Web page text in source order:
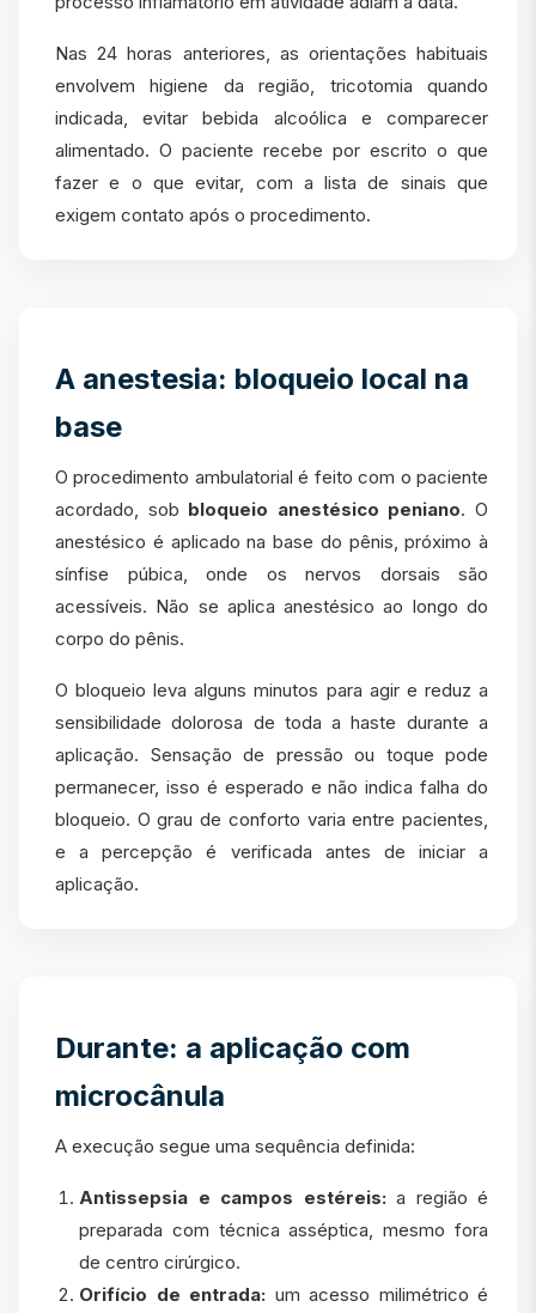
Nas 24 horas anteriores, as orientações habituais
envolvem higiene da região, tricotomia quando
indicada, evitar bebida alcoólica e comparecer
alimentado. O paciente recebe por escrito o que
fazer e o que evitar, com a lista de sinais que
exigem contato após o procedimento.
A anestesia: bloqueio local na
base
O procedimento ambulatorial é feito com o paciente
acordado, sob bloqueio anestésico peniano. O
anestésico é aplicado na base do pênis, próximo à
sínfise púbica, onde os nervos dorsais são
acessíveis. Não se aplica anestésico ao longo do
corpo do pênis.
O bloqueio leva alguns minutos para agir e reduz a
sensibilidade dolorosa de toda a haste durante a
aplicação. Sensação de pressão ou toque pode
permanecer, isso é esperado e não indica falha do
bloqueio. O grau de conforto varia entre pacientes,
e a percepção é verificada antes de iniciar a
aplicação.
Durante: a aplicação com
microcânula
A execução segue uma sequência definida:
Antissepsia e campos estéreis:a região é
preparada com técnica asséptica, mesmo fora
de centro cirúrgico.
Orifício de entrada: um acesso milimétrico é